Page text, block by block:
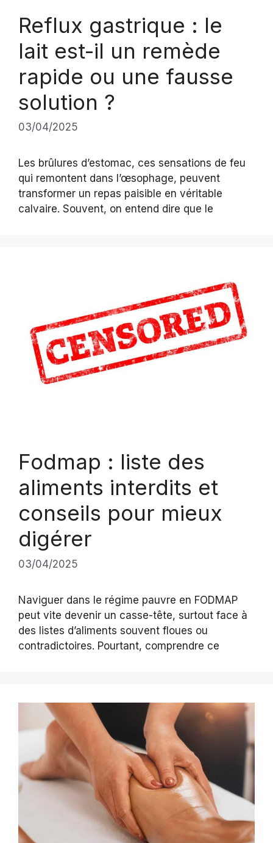
Reflux gastrique : le
lait est-il un remède
rapide ou une fausse
solution ?
03/04/2025
Les brûlures d’estomac, ces sensations de feu
qui remontent dans l’œsophage, peuvent
transformer un repas paisible en véritable
calvaire. Souvent, on entend dire que le
Fodmap : liste des
aliments interdits et
conseils pour mieux
digérer
03/04/2025
Naviguer dans le régime pauvre en FODMAP
peut vite devenir un casse-tête, surtout face à
des listes d’aliments souvent floues ou
contradictoires. Pourtant, comprendre ce